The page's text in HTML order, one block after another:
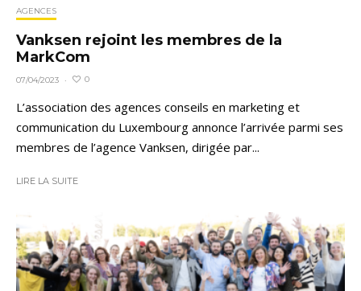
AGENCES
Vanksen rejoint les membres de la
MarkCom
07/04/2023 · 0
L’association des agences conseils en marketing et
communication du Luxembourg annonce l’arrivée parmi ses
membres de l’agence Vanksen, dirigée par...
LIRE LA SUITE